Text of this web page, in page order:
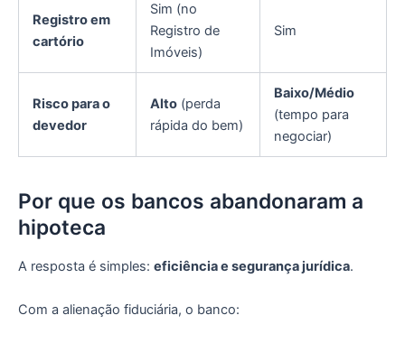
Registro em
cartório
Sim (no
Registro de
Imóveis)
Sim
Risco para o
devedor
Alto(perda
rápida do bem)
Baixo/Médio
(tempo para
negociar)
Por que os bancos abandonaram a
hipoteca
A resposta é simples: eficiência e segurança jurídica.
Com a alienação fiduciária, o banco: